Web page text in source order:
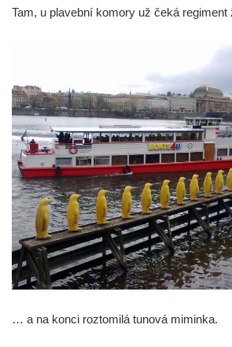
Tam, u plavební komory už čeká
… a na konci roztomilá tunová miminka.